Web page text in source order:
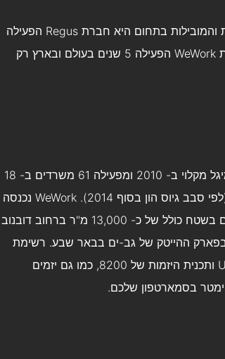
למעשה, שיתוף משרדים אינו קונספט חדש ואחת החלוצות והמובילות בתחום היא חברת Regus הפעילה
למעלה מ- 25 שנה ואילו ה"ילד החדש בשכונה" היא חברת WeWork הפעילה 5 שנים בעולם ובארץ רק
WeWork הוקמה ע"י היזם הישראלי אדם נוימן והאדריכל מיגל מקלוי ב- 2010 ומפעילה 61 משרדים ב- 18
ערים בעולם. החברה מוערכת היום בכ- 5 מיליארד דולר (לפי סבב גיוס הון בסוף 2014). WeWork נכנסה
לשוק הישראלי לפני פחות משנתיים ומפעילה כיום משרדים בשטח כולל של כ- 13,000 מ"ר ברחוב דובנוב
בתל אביב, בהרצליה פיתוח והחל מינואר 2016 בפארק ההייטק של גב-ים בבאר שבע. רשימת
הלקוחות של החברה בישראל מורכבת מחברות כמו UBER ותכנית היזמות של 8200, כמו גם יזמים
בסמארטפון שלכם.